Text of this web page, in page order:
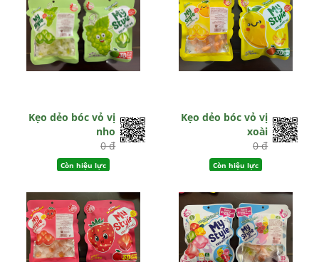
Kẹo dẻo bóc vỏ vị
nho
0 đ
Còn hiệu lực
Kẹo dẻo bóc vỏ vị
xoài
0 đ
Còn hiệu lực